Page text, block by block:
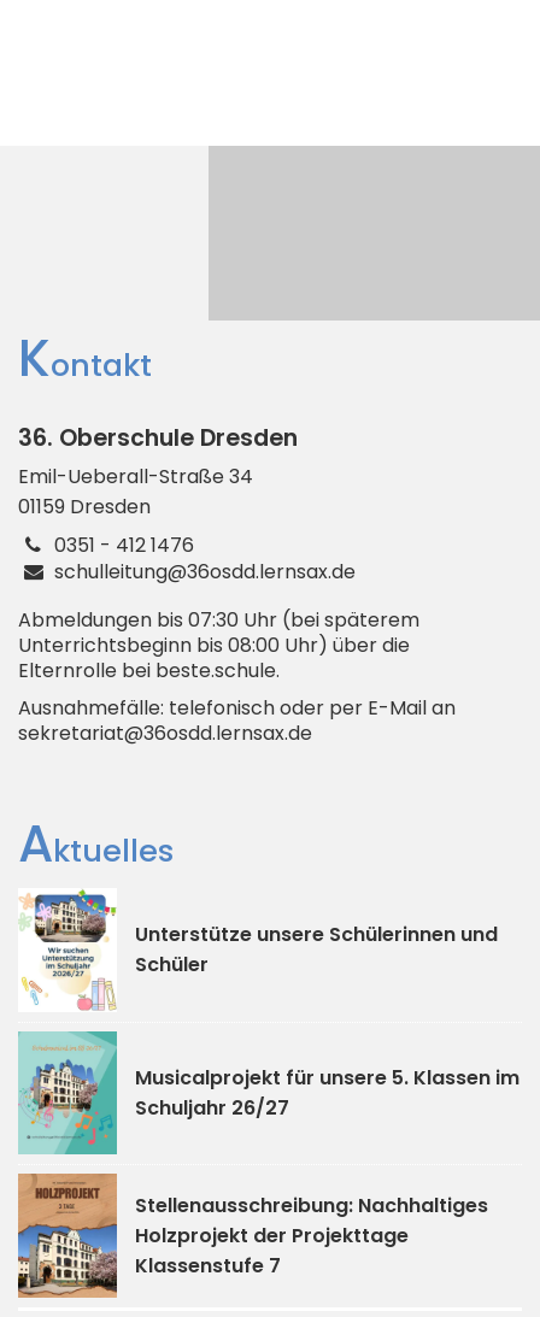
Kontakt
36. Oberschule Dresden
Emil-Ueberall-Straße34
01159 Dresden
0351 - 412 1476
schulleitung@36osdd.lernsax.de
Abmeldungen bis 07:30 Uhr (bei späterem
Unterrichtsbeginn bis 08:00 Uhr) über die
Elternrolle bei beste.schule.
Ausnahmefälle: telefonisch oder per E-Mail an
sekretariat@36osdd.lernsax.de
Aktuelles
Unterstütze unsere Schülerinnen und
Schüler
Musicalprojekt für unsere 5. Klassen im
Schuljahr 26/27
Stellenausschreibung: Nachhaltiges
Holzprojekt der Projekttage
Klassenstufe 7